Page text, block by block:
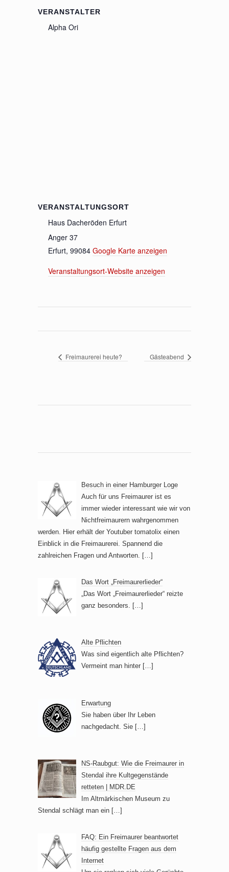
VERANSTALTER
Alpha Ori
VERANSTALTUNGSORT
Haus Dacheröden Erfurt
Anger 37
Erfurt, 99084 Google Karte anzeigen
Veranstaltungsort-Website anzeigen
Freimaurerei heute? Gästeabend
Besuch in einer Hamburger Loge
Auch für uns Freimaurer ist es
immer wieder interessant wie wir von
Nichtfreimaurern wahrgenommen
werden. Hier erhält der Youtuber tomatolix einen
Einblick in die Freimaurerei. Spannend die
zahlreichen Fragen und Antworten.
[…]
Das Wort „Freimaurerlieder“
„Das Wort „Freimaurerlieder“ reizte
ganz besonders. […]
Alte Pflichten
Was sind eigentlich alte Pflichten?
Vermeint man hinter […]
Erwartung
Sie haben über Ihr Leben
nachgedacht. Sie […]
NS-Raubgut: Wie die Freimaurer in
Stendal ihre Kultgegenstände
retteten | MDR.DE
Im Altmärkischen Museum zu
Stendal schlägt man ein […]
FAQ: Ein Freimaurer beantwortet
häufig gestellte Fragen aus dem
Internet